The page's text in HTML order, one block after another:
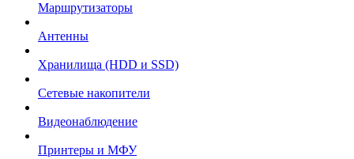
Маршрутизаторы
Антенны
Хранилища (HDD и SSD)
Сетевые накопители
Видеонаблюдение
Принтеры и МФУ